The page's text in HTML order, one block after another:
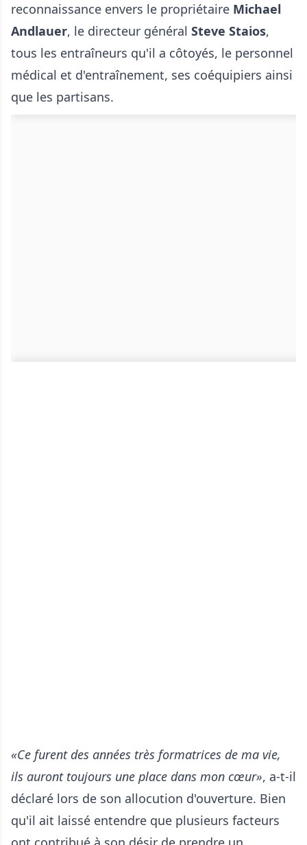
reconnaissance envers le propriétaire Michael
Andlauer, le directeur général Steve Staios,
tous les entraîneurs qu'il a côtoyés, le personnel
médical et d'entraînement, ses coéquipiers ainsi
que les partisans.
«Ce furent des années très formatrices de ma vie,
ils auront toujours une place dans mon cœur», a-t-il
déclaré lors de son allocution d'ouverture. Bien
qu'il ait laissé entendre que plusieurs facteurs